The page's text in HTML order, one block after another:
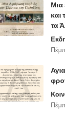
Μια
και
τα